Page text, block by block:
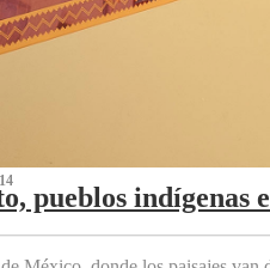
pueblos indígenas